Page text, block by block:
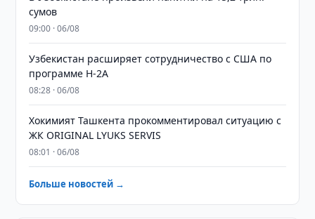
сумов
09:00 · 06/08
Узбекистан расширяет сотрудничество с США по
программе H-2A
08:28 · 06/08
Хокимият Ташкента прокомментировал ситуацию с
ЖК ORIGINAL LYUKS SERVIS
08:01 · 06/08
Больше новостей →